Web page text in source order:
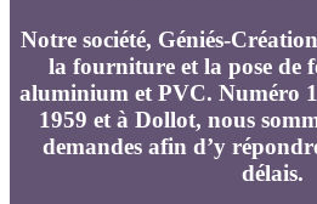
Notre société, Géniés-
la fourniture et la pose de
aluminium et PVC. Numéro
1959 et à Dollot, nous
demandes afin d’y
délais.